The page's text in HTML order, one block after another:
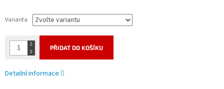
cena:
Varianta
PŘIDAT DO KOŠÍKU
Detailní informace